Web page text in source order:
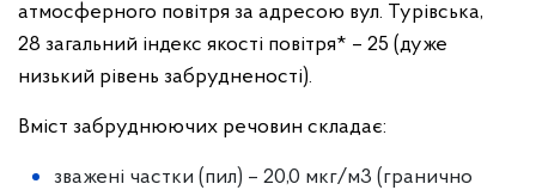
атмосферного повітря за адресою вул. Турівська,
28 загальний індекс якості повітря* – 25 (дуже
низький рівень забрудненості).
Вміст забруднюючих речовин складає:
зважені частки (пил) – 20,0 мкг/м3 (гранично